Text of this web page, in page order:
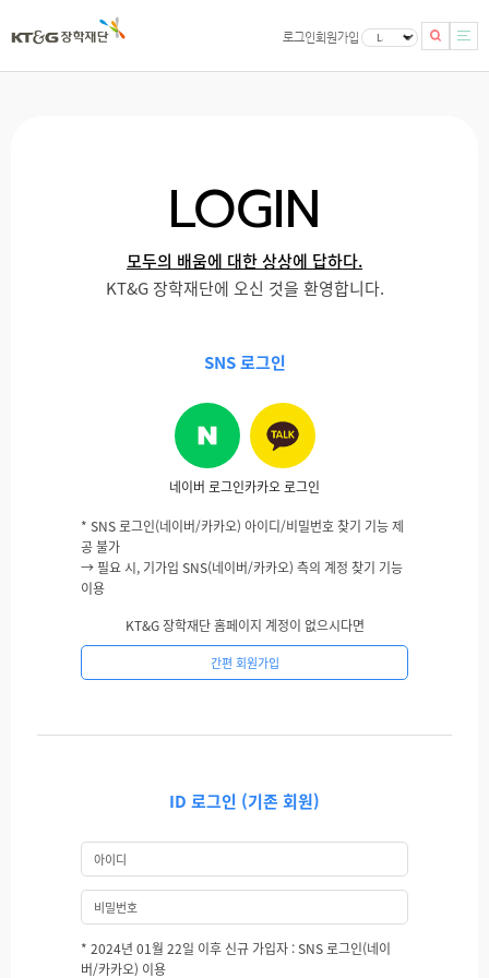
로그인회원가입
LOGIN
모두의 배움에 대한 상상에 답하다.
KT&G 장학재단에 오신 것을 환영합니다.
SNS 로그인
네이버 로그인카카오 로그인
* SNS 로그인(네이버/카카오) 아이디/비밀번호 찾기 기능 제
공 불가
→ 필요 시, 기가입 SNS(네이버/카카오) 측의 계정 찾기 기능
이용
KT&G 장학재단 홈페이지 계정이 없으시다면
간편 회원가입
ID 로그인 (기존 회원)
* 2024년 01월 22일 이후 신규 가입자 : SNS 로그인(네이
버/카카오) 이용